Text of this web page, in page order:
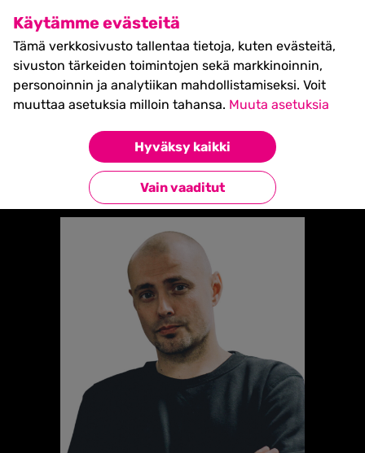
Käytämme evästeitä
Tämä verkkosivusto tallentaa tietoja, kuten evästeitä,
sivuston tärkeiden toimintojen sekä markkinoinnin,
personoinnin ja analytiikan mahdollistamiseksi. Voit
muuttaa asetuksia milloin tahansa. Muuta asetuksia
Hyväksy kaikki
Vain vaaditut
SHIFT Business Festival
27.5.2027, Turku - liput
myynnissä nyt! >>
SAMI SORVALI
Takaisin esiintyjiin